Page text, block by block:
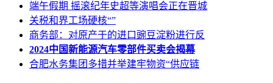
端午假期 摇滚纪年史超等演唱会正在晋城
关税和界工场硬核“”
商务部：对原产于的进口豌豆淀粉进行反
2024中国新能源汽车零部件买卖会揭幕
合肥水务集团多措并举建牢物资“供应链